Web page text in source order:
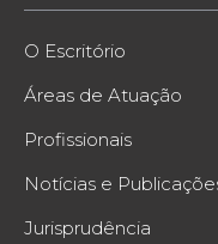
O Escritório
Áreas de Atuação
Profissionais
Notícias e
Jurisprudência